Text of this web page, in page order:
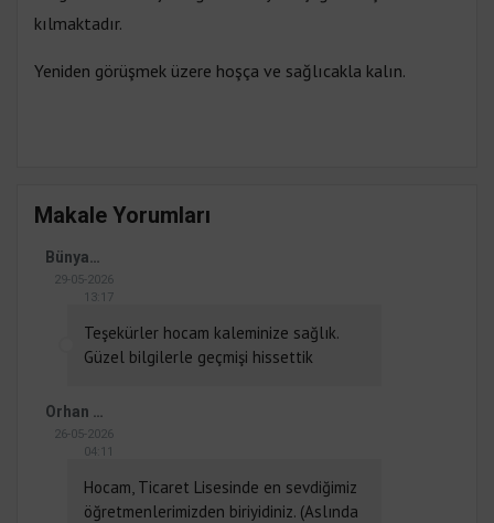
kılmaktadır.
Yeniden görüşmek üzere hoşça ve sağlıcakla kalın.
Makale Yorumları
29-05-2026
13:17
Teşekürler hocam kaleminize sağlık.
Güzel bilgilerle geçmişi hissettik
26-05-2026
04:11
Hocam, Ticaret Lisesinde en sevdiğimiz
öğretmenlerimizden biriyidiniz. (Aslında